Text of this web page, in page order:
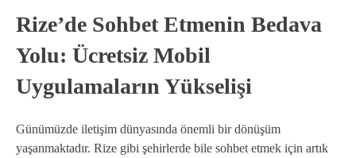
Rize’de Sohbet Etmenin Bedava
Yolu: Ücretsiz Mobil
Uygulamaların Yükselişi
Günümüzde iletişim dünyasında önemli bir dönüşüm
yaşanmaktadır. Rize gibi şehirlerde bile sohbet etmek için artık